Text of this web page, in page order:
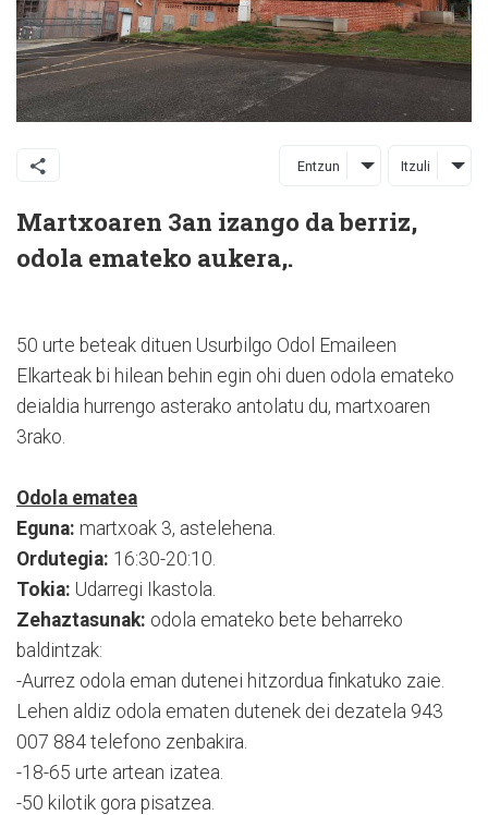
Entzun Itzuli
Martxoaren 3an izango da berriz,
odola emateko aukera,.
50 urte beteak dituen Usurbilgo Odol Emaileen
Elkarteak bi hilean behin egin ohi duen odola emateko
deialdia hurrengo asterako antolatu du, martxoaren
3rako.
Odola ematea
Eguna: martxoak 3, astelehena.
Ordutegia: 16:30-20:10.
Tokia: Udarregi Ikastola.
Zehaztasunak: odola emateko bete beharreko
baldintzak:
-Aurrez odola eman dutenei hitzordua finkatuko zaie.
Lehen aldiz odola ematen dutenek dei dezatela 943
007 884 telefono zenbakira.
-18-65 urte artean izatea.
-50 kilotik gora pisatzea.